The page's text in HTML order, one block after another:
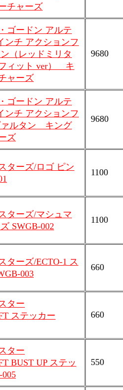
チャーズ
ゴードン アルテ
ンチ アクションフ
（レッドミリタ
ィット ver） キ
ャーズ
9680
ゴードン アルテ
ンチ アクションフ
ァルタン キング
ズ
9680
ターズ/ロゴ ピン
1100
ターズ/マシュマ
SWGB-002
1100
ターズ/ECTO-1 ス
003
660
ター
ステッカー
660
ター
BUST UP ステッ
005
550